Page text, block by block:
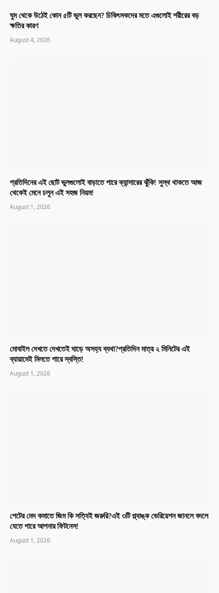
ঘুম থেকে উঠেই কোন ৫টি ভুল করছেন? চিকিৎসকদের মতে এগুলোই শরীরের বড়
ক্ষতির কারণ
August 4, 2026
প্রতিদিনের এই ছোট ভুলগুলোই বাড়াতে পারে ক্যান্সারের ঝুঁকি! সুস্থ থাকতে আজ
থেকেই মেনে চলুন এই সহজ নিয়ম!
August 1, 2026
মোবাইল দেখতে দেখতেই ঘাড়ে অসহ্য ব্যথা?প্রতিদিন মাত্র ২ মিনিটের এই
ব্যায়ামেই মিলতে পারে স্বস্তি!
August 1, 2026
পেটের মেদ কমাতে জিম কি সত্যিই জরুরি?এই ৩টি প্ল্যাঙ্ক ভেরিয়েশন জানলে বদলে
যেতে পারে আপনার ফিটনেস!
August 1, 2026